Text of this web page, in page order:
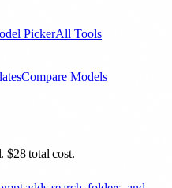
PickerAll Tools
Compare Models
$28 total cost.